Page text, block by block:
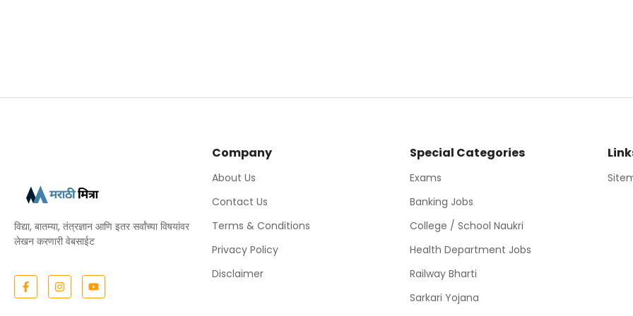
विद्या, बातम्या, तंत्रज्ञान आणि इतर सर्वांच्या विषयांवर
लेखन करणारी वेबसाईट
Company
About Us
Contact Us
Terms & Conditions
Privacy Policy
Disclaimer
Special Categories
Exams
Banking Jobs
College / School Naukri
Health Department Jobs
Railway Bharti
Sarkari Yojana